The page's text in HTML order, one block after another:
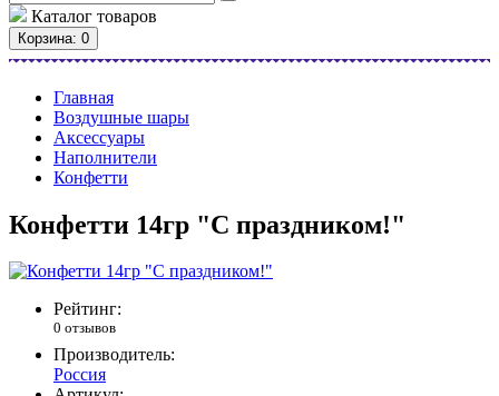
Каталог товаров
Корзина: 0
Главная
Воздушные шары
Аксессуары
Наполнители
Конфетти
Конфетти 14гр "С праздником!"
Рейтинг:
0 отзывов
Производитель:
Россия